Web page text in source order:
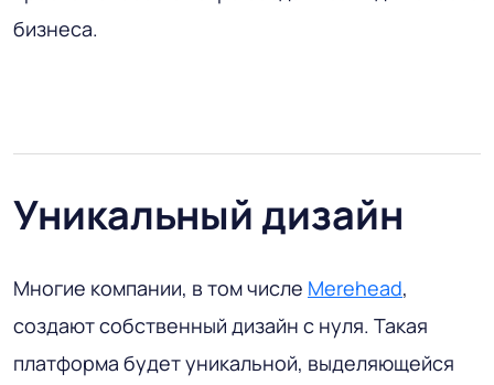
бизнеса.
Уникальный дизайн
Многие компании, в том числе Merehead,
создают собственный дизайн с нуля. Такая
платформа будет уникальной, выделяющейся